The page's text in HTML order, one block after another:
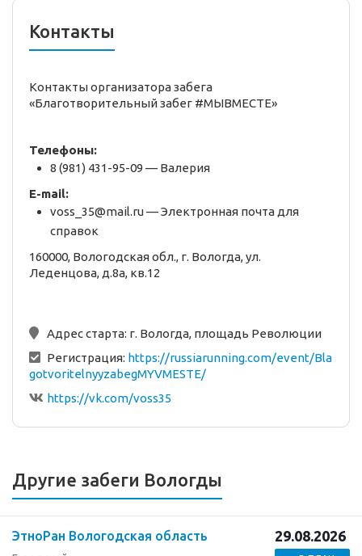
Контакты
Контакты организатора забега
«Благотворительный забег #МЫВМЕСТЕ»
Телефоны:
8 (981) 431-95-09 — Валерия
E-mail:
voss_35@mail.ru — Электронная почта для
справок
160000, Вологодская обл., г. Вологда, ул.
Леденцова, д.8а, кв.12
Адрес старта: г. Вологда, площадь Революции
Регистрация: https://russiarunning.com/event/Bla
gotvoritelnyyzabegMYVMESTE/
https://vk.com/voss35
Другие забеги Вологды
ЭтноРан Вологодская область 29.08.2026